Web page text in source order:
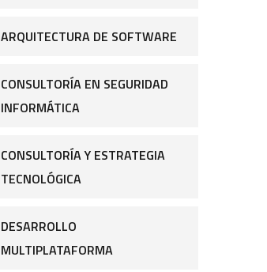
ARQUITECTURA DE SOFTWARE
CONSULTORÍA EN SEGURIDAD
INFORMÁTICA
CONSULTORÍA Y ESTRATEGIA
TECNOLÓGICA
DESARROLLO
MULTIPLATAFORMA